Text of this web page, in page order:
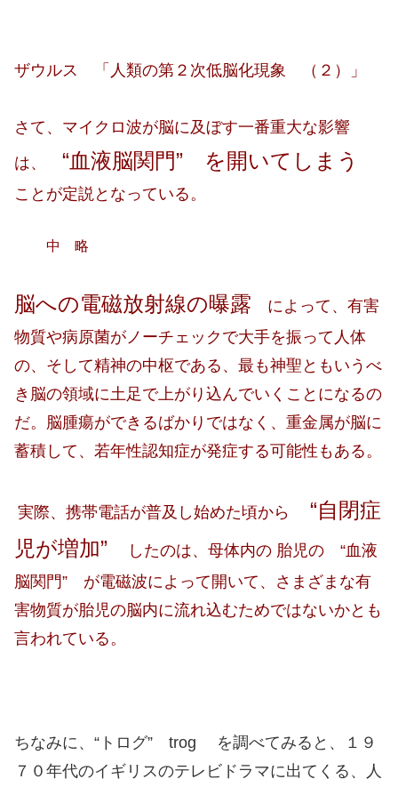
ザウルス 「人類の第２次低脳化現象 （２）」
さて、マイクロ波が脳に及ぼす一番重大な影響
は、 “血液脳関門” を開いてしまう
ことが定説となっている。
中 略
脳への電磁放射線の曝露 によって、有害
物質や病原菌がノーチェックで大手を振って人体
の、そして精神の中枢である、最も神聖ともいうべ
き脳の領域に土足で上がり込んでいくことになるの
だ。脳腫瘍ができるばかりではなく、重金属が脳に
蓄積して、若年性認知症が発症する可能性もある。
実際、携帯電話が普及し始めた頃から “自閉症
児が増加” したのは、母体内の 胎児の “血液
脳関門” が電磁波によって開いて、さまざまな有
害物質が胎児の脳内に流れ込むためではないかとも
言われている。
ちなみに、“トログ” trog を調べてみると、１９
７０年代のイギリスのテレビドラマに出てくる、人